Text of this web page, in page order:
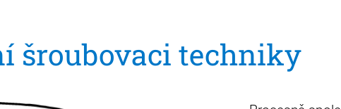
šroubovaci techniky